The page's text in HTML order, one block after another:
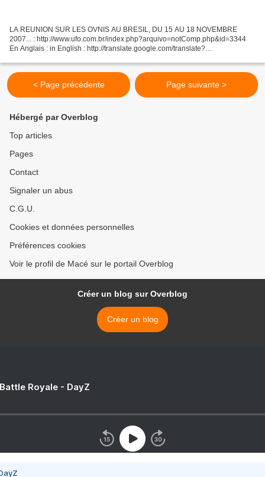
LA REUNION SUR LES OVNIS AU BRESIL, DU 15 AU 18 NOVEMBRE
2007... : http://www.ufo.com.br/index.php?arquivo=notComp.php&id=3344
En Anglais : in English : http://translate.google.com/translate?
p.php%26id%3D3344&langpair=pt%7Cen&hl=fr&ie=UTF-8...
< Page précédente Page suivante >
Hébergé par Overblog
Top articles
Pages
Contact
Signaler un abus
C.G.U.
Cookies et données personnelles
Préférences cookies
Voir le profil de Macé sur le portail Overblog
Créer un blog sur Overblog
Créer un blog
Royale - DayZ